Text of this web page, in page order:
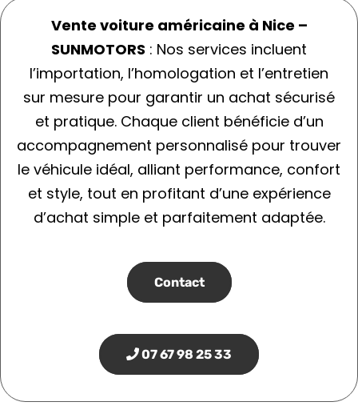
Vente voiture américaine à Nice –
SUNMOTORS : Nos services incluent
l’importation, l’homologation et l’entretien
sur mesure pour garantir un achat sécurisé
et pratique. Chaque client bénéficie d’un
accompagnement personnalisé pour trouver
le véhicule idéal, alliant performance, confort
et style, tout en profitant d’une expérience
d’achat simple et parfaitement adaptée.
Contact
07 67 98 25 33